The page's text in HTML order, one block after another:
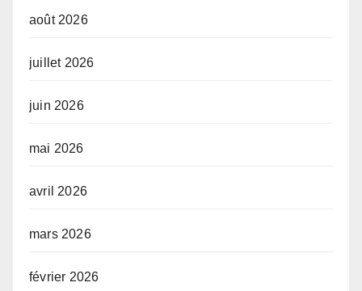
août 2026
juillet 2026
juin 2026
mai 2026
avril 2026
mars 2026
février 2026